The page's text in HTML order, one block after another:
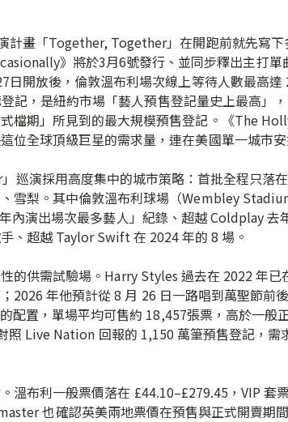
畫「Together, Together」在開跑前就先寫下
》將於3月6號發行、並同步釋出主打
日開放後，倫敦溫布利場次線上等待人數最高
記，是紐約市場「藝人預售登記量史上最高」
檔期」所見到的最大規模預售登記。《The
位全球頂級巨星的需求量，連在美國單一城市
演採用高度集中的城市策略：首批全程只落在
雪梨。其中倫敦溫布利球場（Wembley
內演出場次最多藝人」紀錄、超越 Coldplay
、超越 Taylor Swift 在 2024 年的 8 場。
供需試驗場。Harry Styles 過去在 2022 年已
2026 年他預計從 8 月 26 日一路唱到萬聖節前
配置，單場平均可售約 18,457張票，高於一
照 Live Nation 回報的 1,150 萬筆預售登記，
布利一般票價落在 £44.10–£279.45，VIP 套
也確認英美兩地票價在預售與正式開賣期